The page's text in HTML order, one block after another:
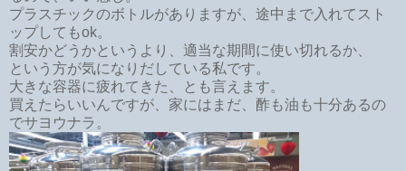
プラスチックのボトルがありますが、途中まで入れてスト
ップしてもok。
割安かどうかというより、適当な期間に使い切れるか、
という方が気になりだしている私です。
大きな容器に疲れてきた、とも言えます。
買えたらいいんですが、家にはまだ、酢も油も十分あるの
でサヨウナラ。